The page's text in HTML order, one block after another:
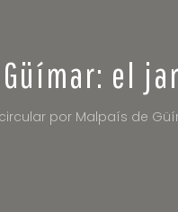
el
por Malpaís de